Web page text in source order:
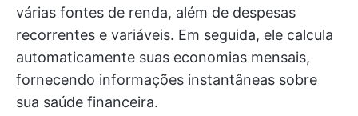
várias fontes de renda, além de despesas
recorrentes e variáveis. Em seguida, ele calcula
automaticamente suas economias mensais,
fornecendo informações instantâneas sobre
sua saúde financeira.